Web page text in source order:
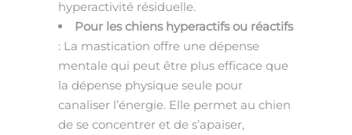
hyperactivité résiduelle.
Pour les chiens hyperactifs ou réactifs
: La mastication offre une dépense
mentale qui peut être plus efficace que
la dépense physique seule pour
canaliser l’énergie. Elle permet au chien
de se concentrer et de s’apaiser,